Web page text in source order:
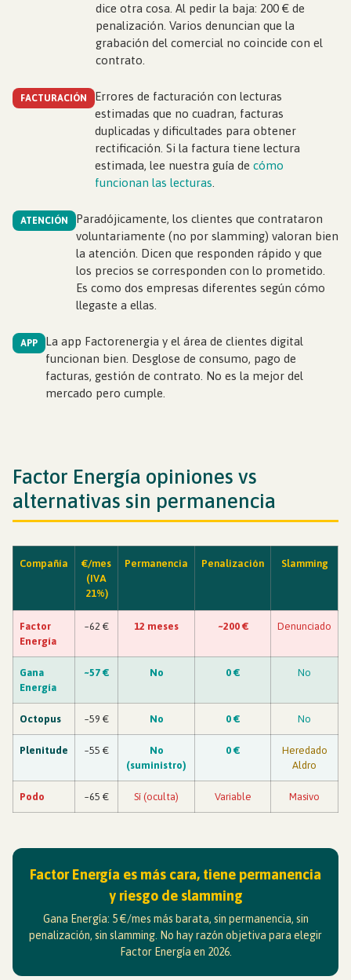
dice otra cosa. Al pedir la baja: 200 € de
penalización. Varios denuncian que la
grabación del comercial no coincide con el
contrato.
FACTURACIÓN
Errores de facturación con lecturas
estimadas que no cuadran, facturas
duplicadas y dificultades para obtener
rectificación. Si la factura tiene lectura
estimada, lee nuestra guía de cómo
funcionan las lecturas
ATENCIÓN
Paradójicamente, los clientes que contrataron
voluntariamente (no por slamming) valoran bien
la atención. Dicen que responden rápido y que
los precios se corresponden con lo prometido.
Es como dos empresas diferentes según cómo
llegaste a ellas.
APP
La app Factorenergia y el área de clientes digital
funcionan bien. Desglose de consumo, pago de
facturas, gestión de contrato. No es la mejor del
mercado pero cumple.
Factor Energía opiniones vs
alternativas sin permanencia
Compañía
€/mes
(IVA
21%)
Permanencia Penalización Slamming
Factor
Energía
~62 € 12 meses ~200 € Denunciado
Gana
Energía
~57 € No 0 € No
Octopus ~59 € No 0 € No
Plenitude ~55 €
No
(suministro)
0 €
Heredado
Aldro
Podo ~65 € Sí (oculta) Variable Masivo
Factor Energía es más cara, tiene permanencia
y riesgo de slamming
Gana Energía: 5 €/mes más barata, sin permanencia, sin
penalización, sin slamming. No hay razón objetiva para elegir
Factor Energía en 2026.